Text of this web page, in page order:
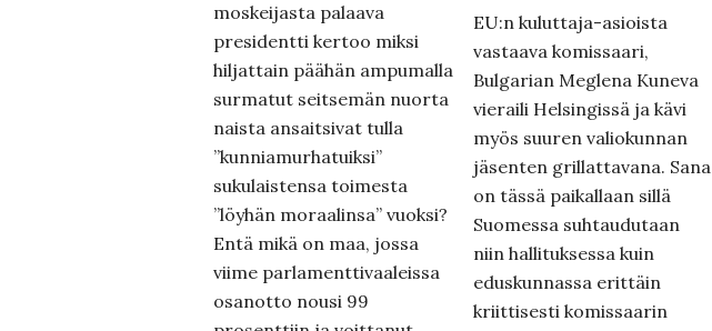
moskeijasta palaava
presidentti kertoo miksi
hiljattain päähän ampumalla
surmatut seitsemän nuorta
naista ansaitsivat tulla
”kunniamurhatuiksi”
sukulaistensa toimesta
”löyhän moraalinsa” vuoksi?
Entä mikä on maa, jossa
viime parlamenttivaaleissa
osanotto nousi 99
EU:n kuluttaja-asioista
vastaava komissaari,
Bulgarian Meglena Kuneva
vieraili Helsingissä ja kävi
myös suuren valiokunnan
jäsenten grillattavana. Sana
on tässä paikallaan sillä
Suomessa suhtaudutaan
niin hallituksessa kuin
eduskunnassa erittäin
kriittisesti komissaarin